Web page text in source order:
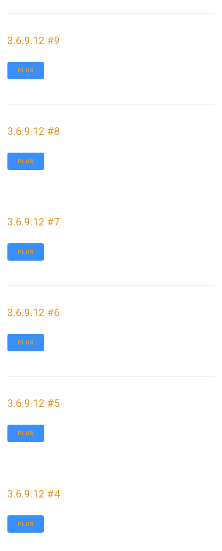
3.6.9.12 #9
PLUS
3.6.9.12 #8
PLUS
3.6.9.12 #7
PLUS
3.6.9.12 #6
PLUS
3.6.9.12 #5
PLUS
3.6.9.12 #4
PLUS